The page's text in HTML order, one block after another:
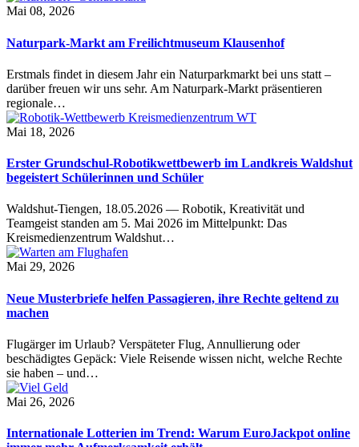
Mai 08, 2026
Naturpark-Markt am Freilichtmuseum Klausenhof
Erstmals findet in diesem Jahr ein Naturparkmarkt bei uns statt –
darüber freuen wir uns sehr. Am Naturpark-Markt präsentieren
regionale…
Mai 18, 2026
Erster Grundschul-Robotikwettbewerb im Landkreis Waldshut
begeistert Schülerinnen und Schüler
Waldshut-Tiengen, 18.05.2026 — Robotik, Kreativität und
Teamgeist standen am 5. Mai 2026 im Mittelpunkt: Das
Kreismedienzentrum Waldshut…
Mai 29, 2026
Neue Musterbriefe helfen Passagieren, ihre Rechte geltend zu
machen
Flugärger im Urlaub? Verspäteter Flug, Annullierung oder
beschädigtes Gepäck: Viele Reisende wissen nicht, welche Rechte
sie haben – und…
Mai 26, 2026
Internationale Lotterien im Trend: Warum EuroJackpot online